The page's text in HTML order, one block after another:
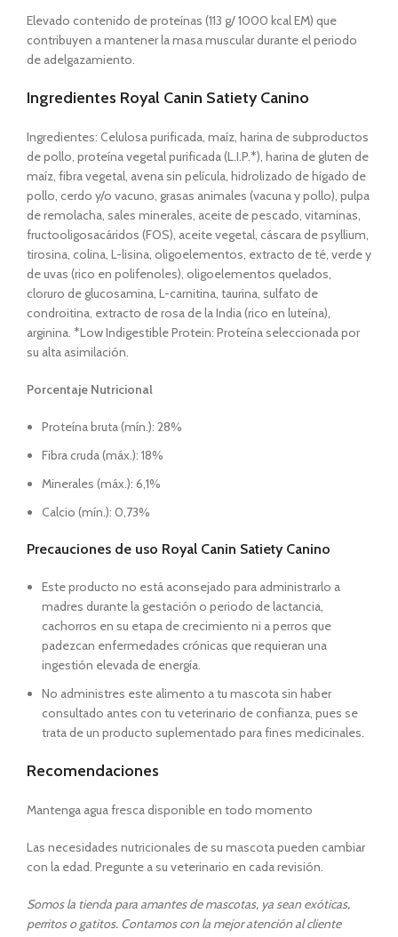
Elevado contenido de proteínas (113 g/ 1000 kcal EM) que
contribuyen a mantener la masa muscular durante el periodo
de adelgazamiento.
Ingredientes Royal Canin Satiety Canino
Ingredientes: Celulosa purificada, maíz, harina de subproductos
de pollo, proteína vegetal purificada (L.I.P.*), harina de gluten de
maíz, fibra vegetal, avena sin película, hidrolizado de hígado de
pollo, cerdo y/o vacuno, grasas animales (vacuna y pollo), pulpa
de remolacha, sales minerales, aceite de pescado, vitaminas,
fructooligosacáridos (FOS), aceite vegetal, cáscara de psyllium,
tirosina, colina, L-lisina, oligoelementos, extracto de té, verde y
de uvas (rico en polifenoles), oligoelementos quelados,
cloruro de glucosamina, L-carnitina, taurina, sulfato de
condroitina, extracto de rosa de la India (rico en luteína),
arginina. *Low Indigestible Protein: Proteína seleccionada por
su alta asimilación.
Porcentaje Nutricional
Proteína bruta (mín.): 28%
Fibra cruda (máx.): 18%
Minerales (máx.): 6,1%
Calcio (mín.): 0,73%
Precauciones de uso Royal Canin Satiety Canino
Este producto no está aconsejado para administrarlo a
madres durante la gestación o periodo de lactancia,
cachorros en su etapa de crecimiento ni a perros que
padezcan enfermedades crónicas que requieran una
ingestión elevada de energía.
No administres este alimento a tu mascota sin haber
consultado antes con tu veterinario de confianza, pues se
trata de un producto suplementado para fines medicinales.
Recomendaciones
Mantenga agua fresca disponible en todo momento
Las necesidades nutricionales de su mascota pueden cambiar
con la edad. Pregunte a su veterinario en cada revisión.
Somos la tienda para amantes de mascotas, ya sean exóticas,
perritos o gatitos. Contamos con la mejor atención al cliente